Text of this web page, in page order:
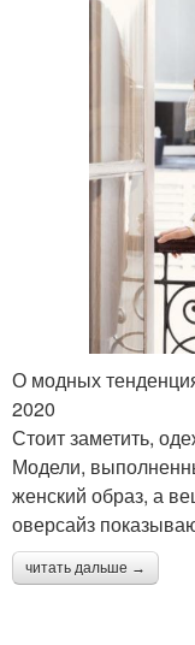
О модных
2020
Стоит заметить,
Модели,
женский образ, а
оверсайз
читать дальше →